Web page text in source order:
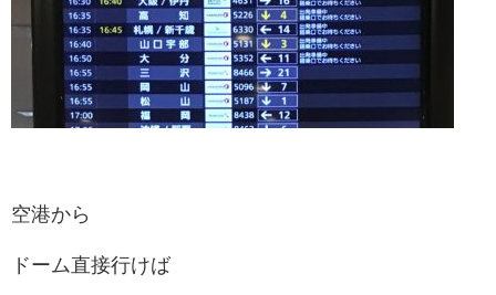
空港から
ドーム直接行けば